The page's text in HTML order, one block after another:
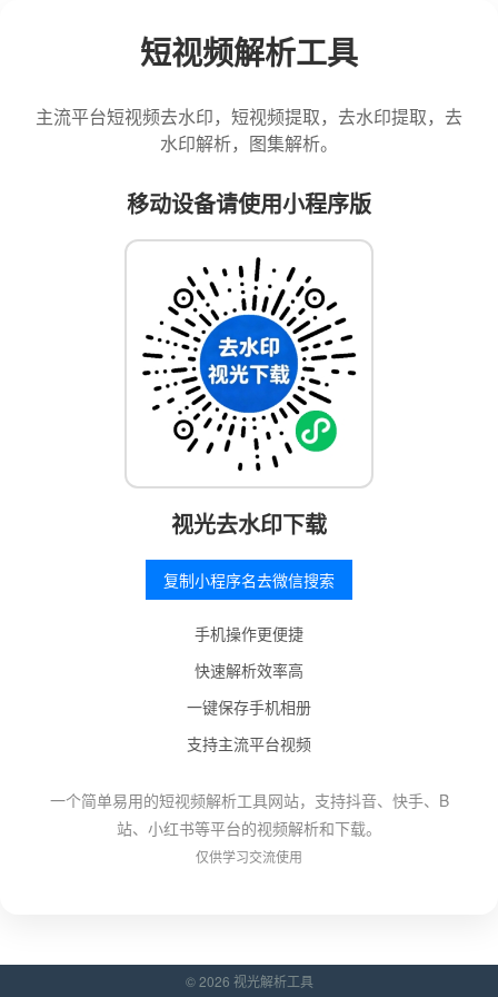
短视频解析工具
主流平台短视频去水印，短视频提取，去水印提取，去
水印解析，图集解析。
移动设备请使用小程序版
视光去水印下载
复制小程序名去微信搜索
手机操作更便捷
快速解析效率高
一键保存手机相册
支持主流平台视频
一个简单易用的短视频解析工具网站，支持抖音、快手、B
站、小红书等平台的视频解析和下载。
仅供学习交流使用
© 2026 视光解析工具